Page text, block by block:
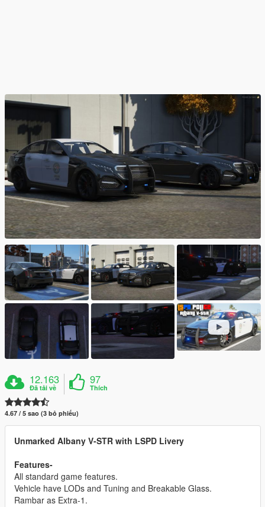
12.163
Đã tải về
97
Thích
4.67 / 5 sao (3 bỏ phiếu)
Unmarked Albany V-STR with LSPD Livery
Features-
All standard game features.
Vehicle have LODs and Tuning and Breakable Glass.
Rambar as Extra-1.